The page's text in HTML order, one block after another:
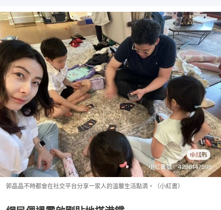
郭晶晶不時都會在社交平台分享一家人的溫馨生活點滴。（小紅書）